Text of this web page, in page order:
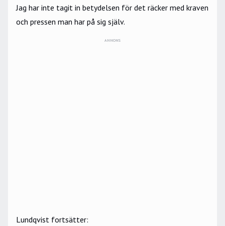
Jag har inte tagit in betydelsen för det räcker med kraven
och pressen man har på sig själv.
ANNONS
Lundqvist fortsätter: